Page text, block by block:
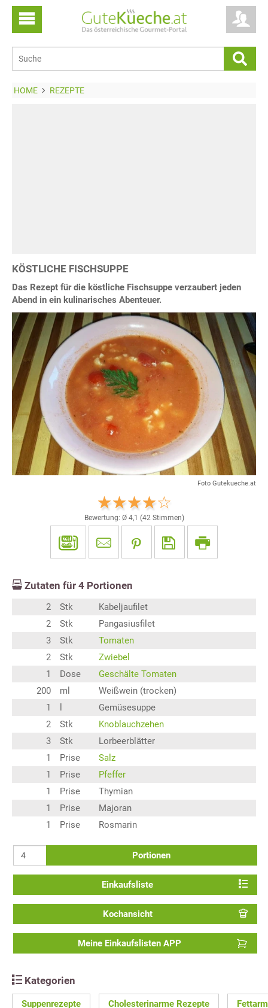
HOME REZEPTE
KÖSTLICHE FISCHSUPPE
Das Rezept für die köstliche Fischsuppe verzaubert jeden
Abend in ein kulinarisches Abenteuer.
Foto Gutekueche.at
Bewertung: Ø 4,1 (42Stimmen)
Zutaten für 4 Portionen
2 Stk
Kabeljaufilet
2
Stk
Pangasiusfilet
3
Stk
Tomaten
2
Stk
Zwiebel
1
Dose
Geschälte Tomaten
200
ml
Weißwein (trocken)
1
Gemüsesuppe
2
Stk
Knoblauchzehen
3
Stk
Lorbeerblätter
1
Prise
Salz
1
Prise
Pfeffer
1
Prise
Thymian
1
Prise
Majoran
1
Prise Rosmarin
Portionen
Einkaufsliste
Kochansicht
Meine Einkaufslisten APP
Kategorien
Suppenrezepte Cholesterinarme Rezepte